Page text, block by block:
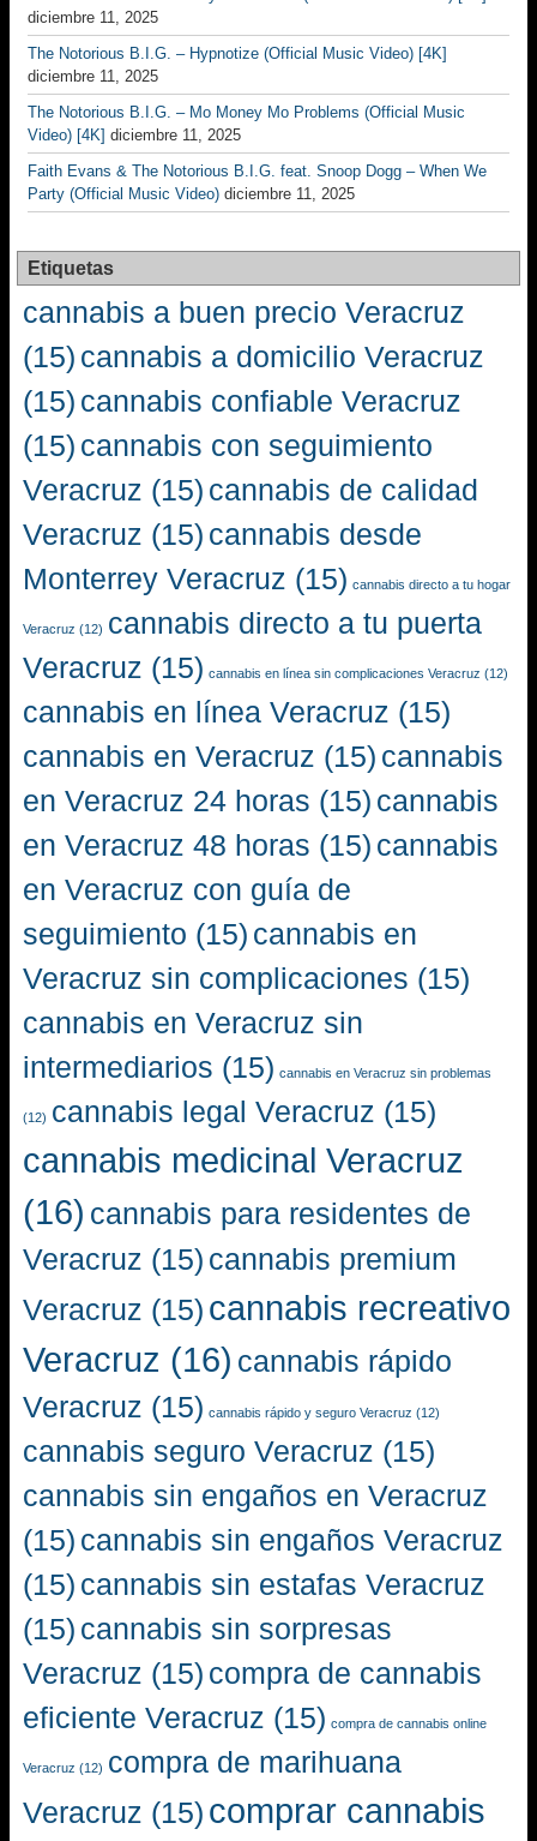
diciembre 11, 2025
The Notorious B.I.G. – Hypnotize (Official Music Video) [4K]
diciembre 11, 2025
The Notorious B.I.G. – Mo Money Mo Problems (Official Music
Video) [4K] diciembre 11, 2025
Faith Evans & The Notorious B.I.G. feat. Snoop Dogg – When We
Party (Official Music Video) diciembre 11, 2025
Etiquetas
cannabis a buen precio Veracruz
(15) cannabis a domicilio Veracruz
(15) cannabis confiable Veracruz
(15) cannabis con seguimiento
Veracruz (15) cannabis de calidad
Veracruz (15) cannabis desde
Monterrey Veracruz (15) cannabis directo a tu hogar
Veracruz (12) cannabis directo a tu puerta
Veracruz (15) cannabis en línea sin complicaciones Veracruz (12)
cannabis en línea Veracruz (15)
cannabis en Veracruz (15) cannabis
en Veracruz 24 horas (15) cannabis
en Veracruz 48 horas (15) cannabis
en Veracruz con guía de
seguimiento (15) cannabis en
Veracruz sin complicaciones (15)
cannabis en Veracruz sin
intermediarios (15) cannabis en Veracruz sin problemas
(12) cannabis legal Veracruz (15)
cannabis medicinal Veracruz
(16) cannabis para residentes de
Veracruz (15) cannabis premium
Veracruz (15) cannabis recreativo
Veracruz (16) cannabis rápido
Veracruz (15) cannabis rápido y seguro Veracruz (12)
cannabis seguro Veracruz (15)
cannabis sin engaños en Veracruz
(15) cannabis sin engaños Veracruz
(15) cannabis sin estafas Veracruz
(15) cannabis sin sorpresas
Veracruz (15) compra de cannabis
eficiente Veracruz (15) compra de cannabis online
Veracruz (12) compra de marihuana
Veracruz (15) comprar cannabis